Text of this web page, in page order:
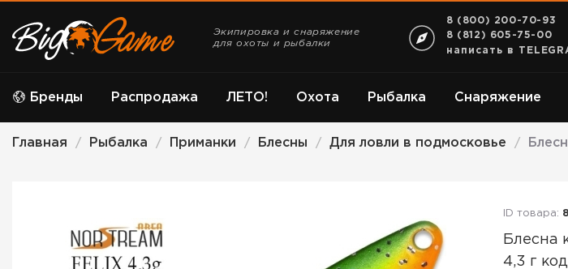
Экипировка и снаряжение
для охоты и рыбалки
8 (800) 200-70-93
8 (812) 605-75-00
написать в
Бренды ЛЕТО! Охота Рыбалка Снаряжение
Распродажа
Главная / Рыбалка / Приманки / Блесны / Для ловли в подмосковье /
ID товара:
Блесна
4,3 г код